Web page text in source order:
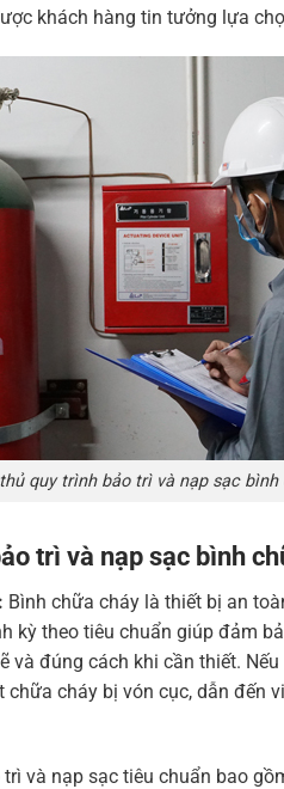
khách hàng tin tưởng lựa
quy trình bảo trì và nạp sạc
trì và nạp sạc bình
Bình chữa cháy là thiết bị an
kỳ theo tiêu chuẩn giúp đảm
và đúng cách khi cần thiết.
chữa cháy bị vón cục, dẫn đến
và nạp sạc tiêu chuẩn bao